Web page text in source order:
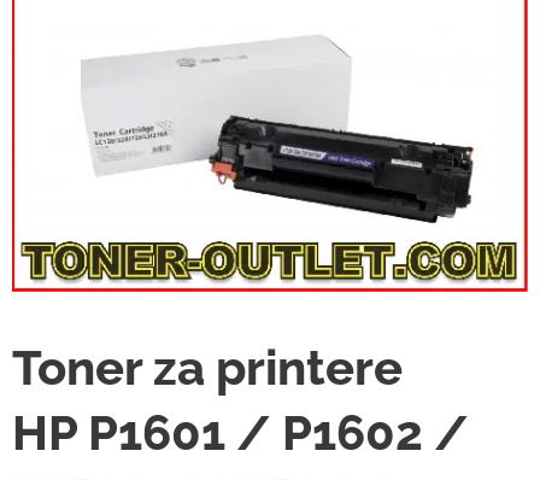
Toner za printere
HP P1601 / P1602 /